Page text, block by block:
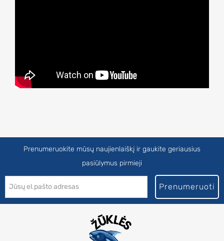
Prenumeruokite mūsų naujienlaiškį ir gaukite geriausius
pasiūlymus pirmieji
Prenumeruoti